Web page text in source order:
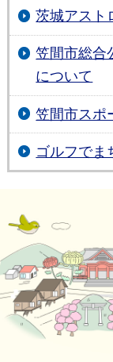
茨城アスト
笠間市総合
について
笠間市スポ
ゴルフでま